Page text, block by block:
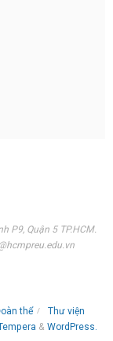
P9, Quận 5 TP.HCM.
thể
Thư viện
& WordPress.